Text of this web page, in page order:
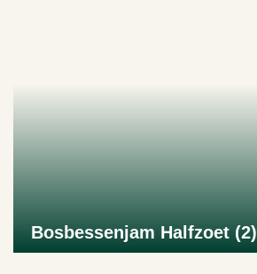
Bosbessenjam Halfzoet (2)